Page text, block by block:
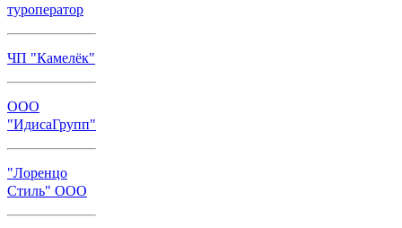
туроператор
ЧП "Камелёк"
ООО
"ИдисаГрупп"
"Лоренцо
Стиль" ООО